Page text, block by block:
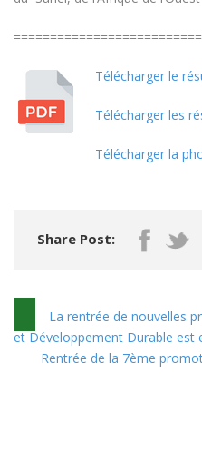
Télécharger le
Télécharger les
Télécharger la
Share Post:
La rentrée de nouvelles
et Développement Durable est
Rentrée de la 7ème